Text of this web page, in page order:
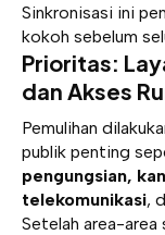
Sinkronisasi ini
kokoh sebelum
Prioritas:
dan Akses
Pemulihan
publik penting
pengungsian,
telekomunikasi,
Setelah area-